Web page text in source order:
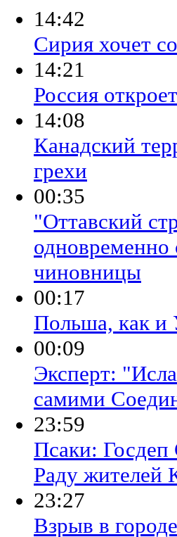
14:42
Сирия хочет
14:21
Россия
14:08
Канадский
грехи
00:35
"Оттавский
одновременно
чиновницы
00:17
Польша, как и
00:09
Эксперт:
самими
23:59
Псаки:
Раду жителей
23:27
Взрыв в